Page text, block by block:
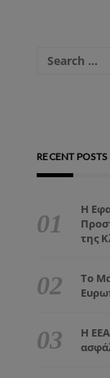
RECENT POSTS
Η
της
Το
Η